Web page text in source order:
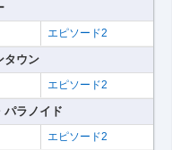
エピソード2
タウン
エピソード2
パラノイド
エピソード2